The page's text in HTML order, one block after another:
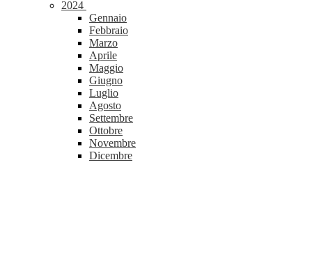
2024
Gennaio
Febbraio
Marzo
Aprile
Maggio
Giugno
Luglio
Agosto
Settembre
Ottobre
Novembre
Dicembre